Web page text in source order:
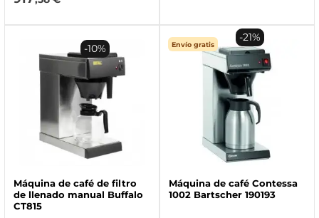
Máquina de café de filtro
de llenado manual Buffalo
CT815
-10% Envío gratis
Máquina de café Contessa
1002 Bartscher 190193
-21%